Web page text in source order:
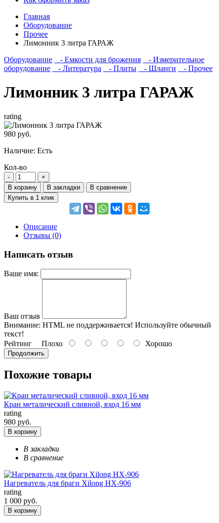
Главная
Оборудование
Прочее
Лимонник 3 литра ГАРАЖ
Оборудование
- Емкости для брожения
- Измерительное
оборудование
- Литература - Плиты - Шланги - Прочее
Лимонник 3 литра ГАРАЖ
rating
980 руб.
Наличие: Есть
Кол-во
В корзину В закладки
В сравнение
Купить в 1 клик
Описание
Отзывы (0)
Написать отзыв
Ваше имя:
Ваш отзыв
Внимание: HTML не поддерживается! Используйте обычный
текст!
Рейтинг Плохо Хорошо
Продолжить
Похожие товары
Кран металический сливной, вход 16 мм
rating
980 руб.
В корзину
В закладки
В сравнение
Нагреватель для браги Xilong HX-906
rating
1 000 руб.
В корзину